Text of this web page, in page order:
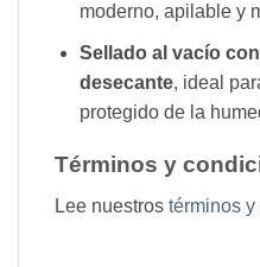
moderno, apilable y
Sellado al vacío
desecante, ideal
protegido de la
Términos y
Lee nuestros términos